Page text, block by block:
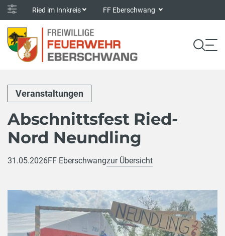
Ried im Innkreis FF Eberschwang
Veranstaltungen
Abschnittsfest Ried-
Nord Neundling
31.05.2026FF Eberschwangzur Übersicht